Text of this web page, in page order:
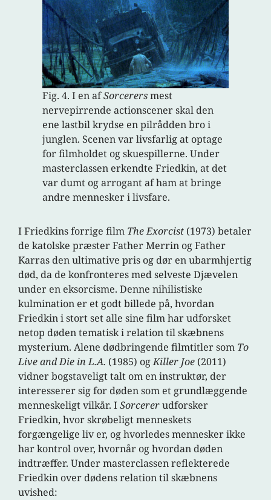
Fig. 4. I en afSorcerersmest
nervepirrende actionscener skal den
ene lastbil krydse en pilrådden bro i
junglen. Scenen var livsfarlig at optage
for filmholdet og skuespillerne. Under
masterclassen erkendte Friedkin, at det
var dumt og arrogant af ham at bringe
andre mennesker i livsfare.
I Friedkins forrige film The Exorcist (1973) betaler
de katolske præster Father Merrin og Father
Karras den ultimative pris og dør en ubarmhjertig
død, da de konfronteres med selveste Djævelen
under en eksorcisme. Denne nihilistiske
kulmination er et godt billede på, hvordan
Friedkin i stort set alle sine film har udforsket
netop døden tematisk i relation til skæbnens
mysterium. Alene dødbringende filmtitler som To
Live and Die in L.A. (1985) ogKiller Joe (2011)
vidner bogstaveligt talt om en instruktør, der
interesserer sig for døden som et grundlæggende
menneskeligt vilkår. ISorcererudforsker
Friedkin, hvor skrøbeligt menneskets
forgængelige liv er, og hvorledes mennesker ikke
har kontrol over, hvornår og hvordan døden
indtræffer. Under masterclassen reflekterede
Friedkin over dødens relation til skæbnens
uvished: